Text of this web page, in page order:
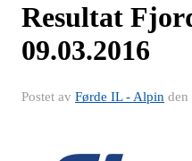
Resultat
09.03.2016
Postet av Førde IL - Alpin den